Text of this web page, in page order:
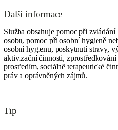
Další informace
Služba obsahuje pomoc při
osobu, pomoc při osobní hygieně
osobní hygienu, poskytnutí stravy,
aktivizační činnosti,
prostředím, sociálně terapeutické
práv a oprávněných zájmů.
Tip